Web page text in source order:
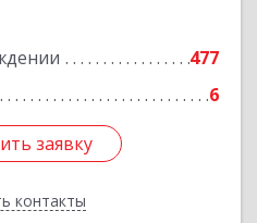
477
6
заявку
контакты
заявку